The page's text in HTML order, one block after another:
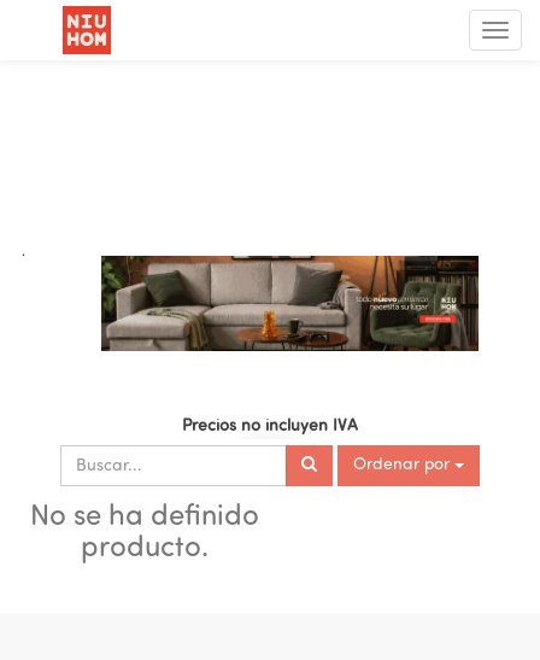
Menú
de
.
Precios no incluyen IVA
Ordenar por
No se ha definido
producto.